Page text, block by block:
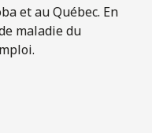
et au Québec. En
maladie du